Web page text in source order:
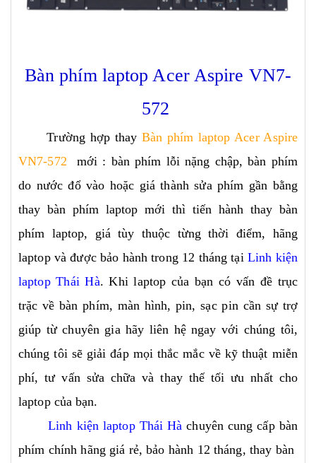
Bàn phím laptop Acer Aspire VN7-
572
Trường hợp thay Bàn phím laptop Acer Aspire
VN7-572
mới : bàn phím lỗi nặng chập, bàn phím
do nước đổ vào hoặc giá thành sửa phím gần bằng
thay bàn phím laptop mới thì tiến hành thay bàn
phím laptop, giá tùy thuộc từng thời điểm, hãng
laptop và được bảo hành trong 12 tháng tại Linh kiện
laptop Thái Hà. Khi laptop của bạn có vấn đề trục
trặc về bàn phím, màn hình, pin, sạc pin cần sự trợ
giúp từ chuyên gia hãy liên hệ ngay với chúng tôi,
chúng tôi sẽ giải đáp mọi thắc mắc về kỹ thuật miễn
phí, tư vấn sửa chữa và thay thế tối ưu nhất cho
laptop của bạn.
Linh kiện laptop Thái Hà chuyên cung cấp bàn
phím chính hãng giá rẻ, bảo hành 12 tháng, thay bàn